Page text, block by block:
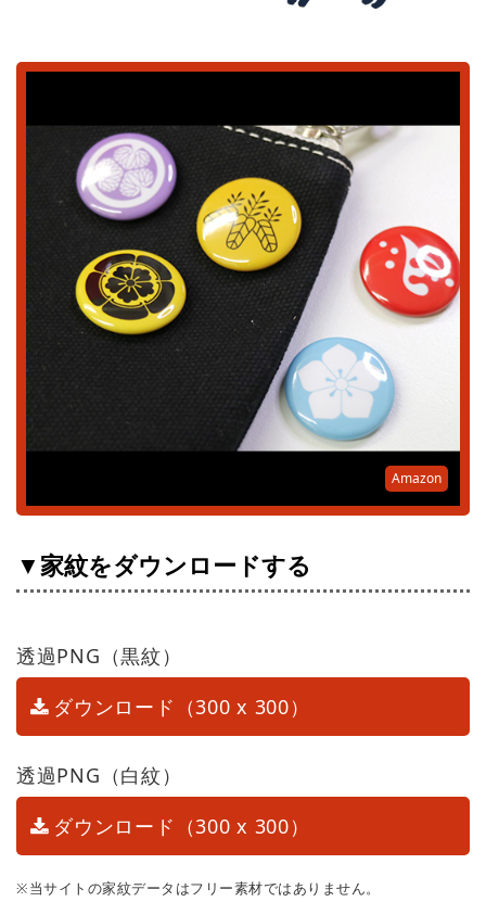
Amazon
▼家紋をダウンロードする
透過PNG（黒紋）
ダウンロード（300 x 300）
透過PNG（白紋）
ダウンロード（300 x 300）
※当サイトの家紋データはフリー素材ではありません。